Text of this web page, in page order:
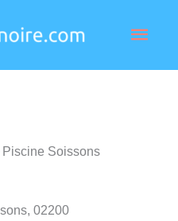
Piscine Soissons
02200